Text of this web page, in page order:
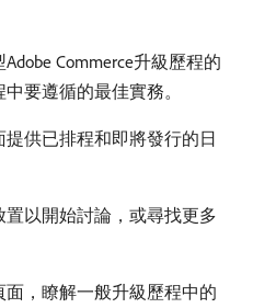
Commerce升級歷程的
要遵循的最佳實務。
提供已排程和即將發行的日
置以開始討論，或尋找更多
面，瞭解一般升級歷程中的